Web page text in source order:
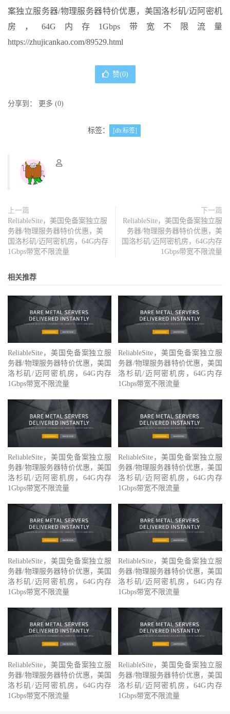
案独立服务器/物理服务器特价优惠，美国洛杉矶/迈阿密机
房，64G内存1Gbps带宽不限流量
https://zhujicankao.com/89529.html
赞(0)
分享到： 更多 (0)
标签： [db:标签]
上一篇
ReliableSite，美国免备案独立服
务器/物理服务器特价优惠，美
国洛杉矶/迈阿密机房，64G内存
1Gbps带宽不限流量
下一篇
ReliableSite，美国免备案独立服
务器/物理服务器特价优惠，美
国洛杉矶/迈阿密机房，64G内存
1Gbps带宽不限流量
相关推荐
ReliableSite，美国免备案独立服
务器/物理服务器特价优惠，美国
洛杉矶/迈阿密机房，64G内存
1Gbps带宽不限流量
ReliableSite，美国免备案独立服
务器/物理服务器特价优惠，美国
洛杉矶/迈阿密机房，64G内存
1Gbps带宽不限流量
ReliableSite，美国免备案独立服
务器/物理服务器特价优惠，美国
洛杉矶/迈阿密机房，64G内存
1Gbps带宽不限流量
ReliableSite，美国免备案独立服
务器/物理服务器特价优惠，美国
洛杉矶/迈阿密机房，64G内存
1Gbps带宽不限流量
ReliableSite，美国免备案独立服
务器/物理服务器特价优惠，美国
洛杉矶/迈阿密机房，64G内存
1Gbps带宽不限流量
ReliableSite，美国免备案独立服
务器/物理服务器特价优惠，美国
洛杉矶/迈阿密机房，64G内存
1Gbps带宽不限流量
ReliableSite，美国免备案独立服
务器/物理服务器特价优惠，美国
洛杉矶/迈阿密机房，64G内存
1Gbps带宽不限流量
ReliableSite，美国免备案独立服
务器/物理服务器特价优惠，美国
洛杉矶/迈阿密机房，64G内存
1Gbps带宽不限流量